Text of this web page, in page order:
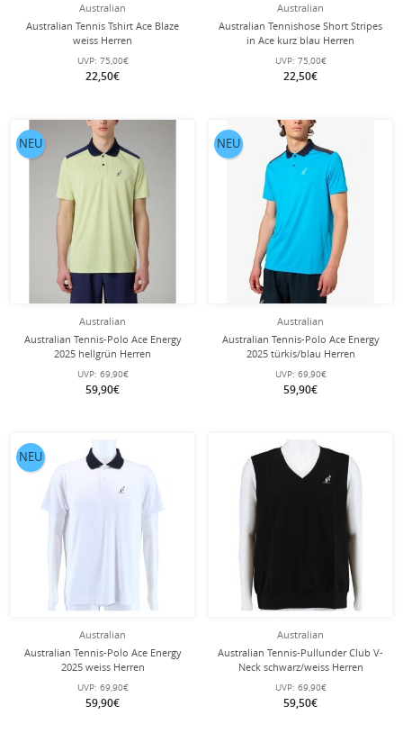
Australian
Australian Tennis Tshirt Ace Blaze
weiss Herren
UVP: 75,00€
22,50€
Australian
Australian Tennishose Short Stripes
in Ace kurz blau Herren
UVP: 75,00€
22,50€
Australian
Australian Tennis-Polo Ace Energy
2025 hellgrün Herren
UVP: 69,90€
59,90€
NEU
Australian
Australian Tennis-Polo Ace Energy
2025 türkis/blau Herren
UVP: 69,90€
59,90€
NEU
Australian
Australian Tennis-Polo Ace Energy
2025 weiss Herren
UVP: 69,90€
59,90€
NEU
Australian
Australian Tennis-Pullunder Club V-
Neck schwarz/weiss Herren
UVP: 69,90€
59,50€